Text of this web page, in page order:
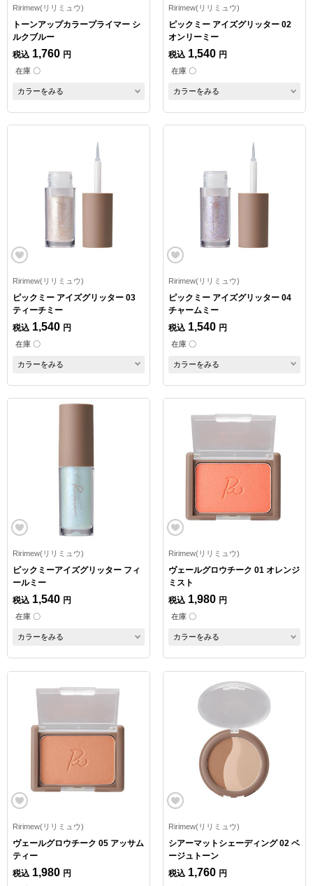
Ririmew(リリミュウ)
トーンアップカラープライマー シ
ルクブルー
税込 1,760 円
在庫 〇
カラーをみる
Ririmew(リリミュウ)
ピックミー アイズグリッター 02
オンリーミー
税込 1,540 円
在庫 〇
カラーをみる
Ririmew(リリミュウ)
ピックミー アイズグリッター 03
ティーチミー
税込 1,540 円
在庫 〇
カラーをみる
Ririmew(リリミュウ)
ピックミー アイズグリッター 04
チャームミー
税込 1,540 円
在庫 〇
カラーをみる
Ririmew(リリミュウ)
ピックミーアイズグリッター フィ
ールミー
税込 1,540 円
在庫 〇
カラーをみる
Ririmew(リリミュウ)
ヴェールグロウチーク 01 オレンジ
ミスト
税込 1,980 円
在庫 〇
カラーをみる
Ririmew(リリミュウ)
ヴェールグロウチーク 05 アッサム
ティー
税込 1,980 円
Ririmew(リリミュウ)
シアーマットシェーディング 02 ベ
ージュトーン
税込 1,760 円